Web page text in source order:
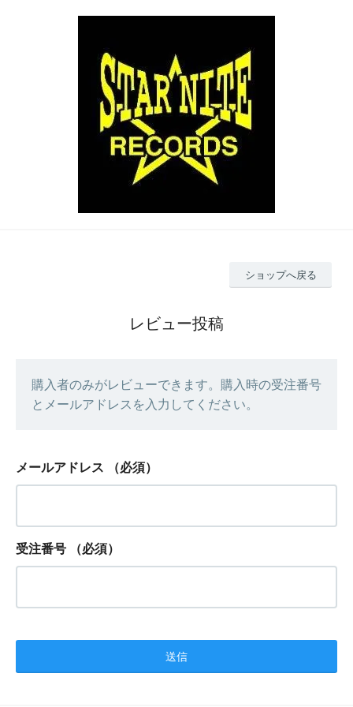
ショップへ戻る
レビュー投稿
購入者のみがレビューできます。購入時の受注番号
とメールアドレスを入力してください。
メールアドレス （必須）
受注番号 （必須）